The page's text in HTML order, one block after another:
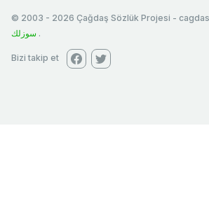
© 2003 - 2026 Çağdaş Sözlük Projesi -
سوزلك .
Bizi takip et